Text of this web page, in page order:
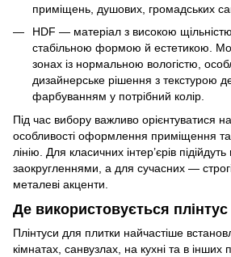
приміщень, душових, громадських
HDF — матеріал з високою
стабільною формою й естетикою.
зонах із нормальною вологістю,
дизайнерське рішення з текстурою
фарбуванням у потрібний колір.
Під час вибору важливо орієнтуватися на
особливості оформлення приміщення та
лінію. Для класичних інтер’єрів
заокругленнями, а для сучасних — строгі
металеві акценти.
Де використовується
Плінтуси для плитки найчастіше
кімнатах, санвузлах, на кухні та в